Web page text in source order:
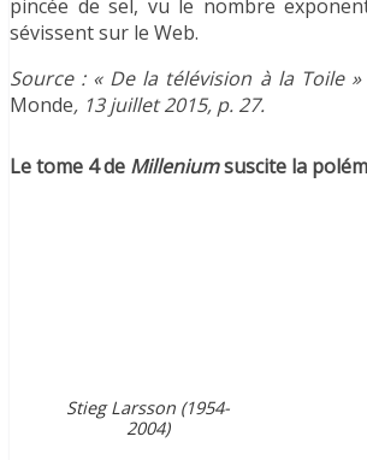
pincée de sel, vu le nombre
sévissent sur le Web.
Source : « De la télévision à la Toile »
Monde, 13 juillet 2015, p. 27.
Le tome 4 de Milleniumsuscite la
Stieg Larsson (1954-
2004)